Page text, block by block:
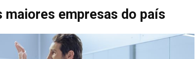
maiores empresas do país